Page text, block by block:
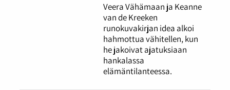
Veera Vähämaan ja Keanne
van de Kreeken
runokuvakirjan idea alkoi
hahmottua vähitellen, kun
he jakoivat ajatuksiaan
hankalassa
elämäntilanteessa.